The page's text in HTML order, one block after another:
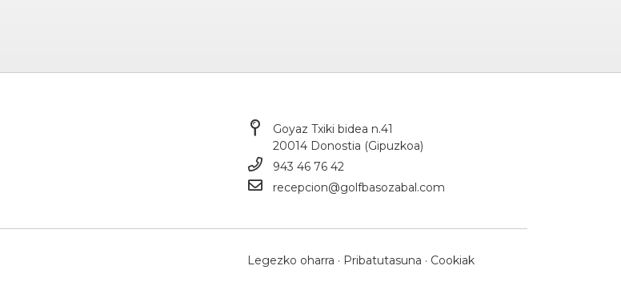
Goyaz Txiki bidea n.41
20014 Donostia (Gipuzkoa)
943 46 76 42
recepcion@golfbasozabal.com
Legezko oharra · Pribatutasuna · Cookiak